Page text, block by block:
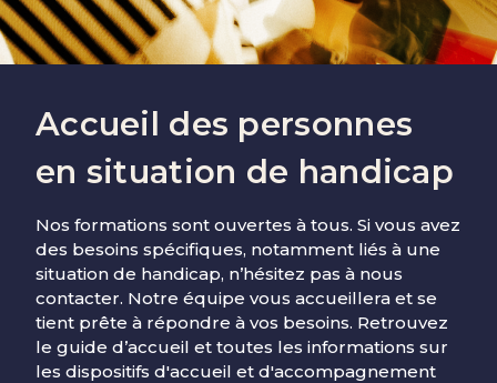
Accueil des personnes
en situation de handicap
Nos formations sont ouvertes à tous. Si vous avez
des besoins spécifiques, notamment liés à une
situation de handicap, n’hésitez pas à nous
contacter. Notre équipe vous accueillera et se
tient prête à répondre à vos besoins. Retrouvez
le guide d’accueil et toutes les informations sur
les dispositifs d'accueil et d'accompagnement